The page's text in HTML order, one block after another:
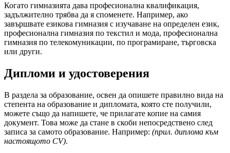
Когато гимназията дава професионална квалификация,
задължително трябва да я споменете. Например, ако
завършвате езикова гимназия с изучаване на определен език,
професионална гимназия по текстил и мода, професионална
гимназия по телекомуникации, по програмиране, търговска
или други.
Дипломи и удостоверения
В раздела за образование, освен да опишете правилно вида на
степента на образование и дипломата, която сте получили,
можете също да напишете, че прилагате копие на самия
документ. Това може да стане в скоби непосредствено след
записа за самото образование. Например: (прил. диплома към
настоящото CV).